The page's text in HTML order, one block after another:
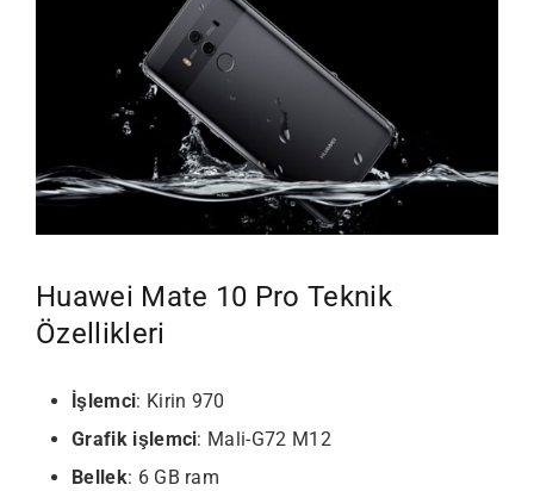
Huawei Mate 10 Pro Teknik
Özellikleri
İşlemci: Kirin 970
Grafik işlemci: Mali-G72 M12
Bellek: 6 GB ram